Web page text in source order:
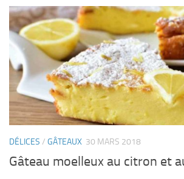
DÉLICES / GÂTEAUX 30 MARS 2018
Gâteau moelleux au citron et